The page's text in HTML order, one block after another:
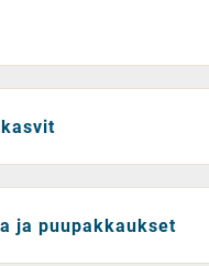
ja puupakkaukset